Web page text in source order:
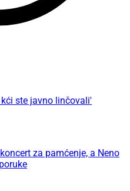
ste javno linčovali'
za pamćenje, a Neno